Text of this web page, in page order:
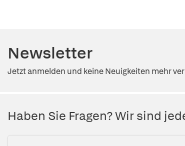
Newsletter
Jetzt anmelden und keine Neuigkeiten mehr
Haben Sie Fragen? Wir sind